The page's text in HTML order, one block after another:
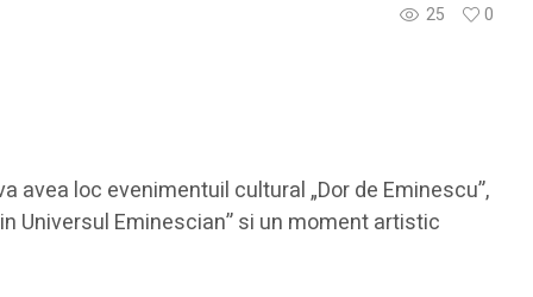
25
0
avea loc evenimentuil cultural „Dor de Eminescu”,
Universul Eminescian” si un moment artistic